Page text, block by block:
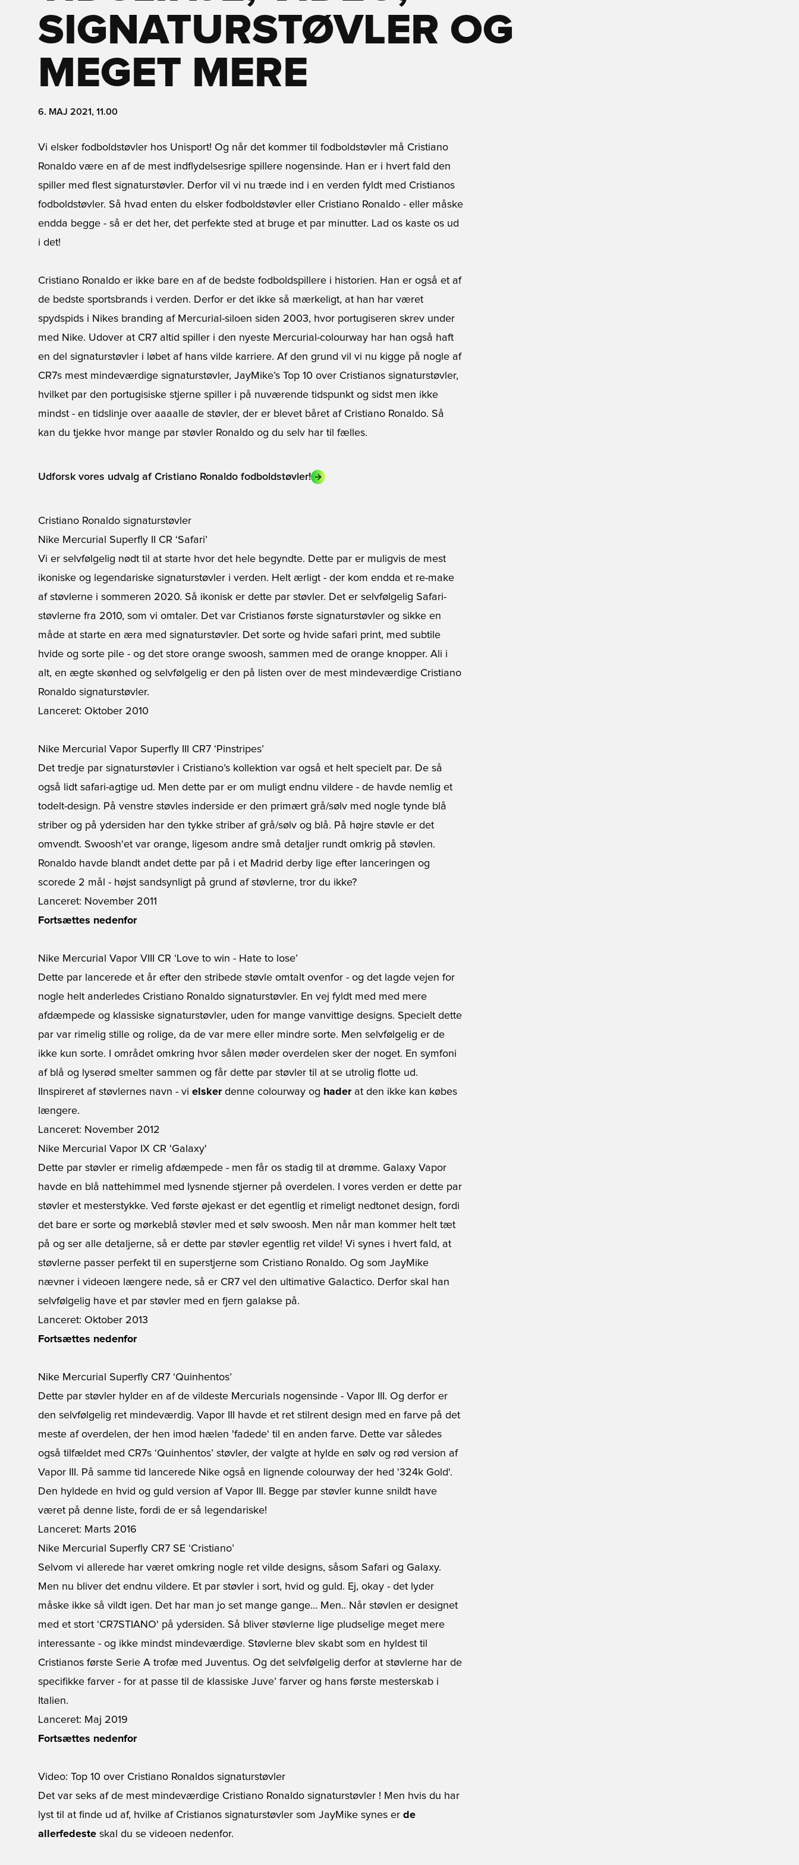
SIGNATURSTØVLER OG
MEGET MERE
6. MAJ 2021, 11.00
Vi elsker fodboldstøvler hos Unisport! Og når det kommer til fodboldstøvler må Cristiano
Ronaldo være en af de mest indflydelsesrige spillere nogensinde. Han er i hvert fald den
spiller med flest signaturstøvler. Derfor vil vi nu træde ind i en verden fyldt med Cristianos
fodboldstøvler. Så hvad enten du elsker fodboldstøvler eller Cristiano Ronaldo - eller måske
endda begge - så er det her, det perfekte sted at bruge et par minutter. Lad os kaste os ud
i det!
Cristiano Ronaldo er ikke bare en af de bedste fodboldspillere i historien. Han er også et af
de bedste sportsbrands i verden. Derfor er det ikke så mærkeligt, at han har været
spydspids i Nikes branding af Mercurial -siloen siden 2003, hvor portugiseren skrev under
med Nike. Udover at CR7 altid spiller i den nyeste Mercurial-colourway har han også haft
en del signaturstøvler i løbet af hans vilde karriere. Af den grund vil vi nu kigge på nogle af
CR7s mest mindeværdige signaturstøvler, JayMike’s Top 10 over Cristianos signaturstøvler,
hvilket par den portugisiske stjerne spiller i på nuværende tidspunkt og sidst men ikke
mindst - en tidslinje over aaaalle de støvler, der er blevet båret af Cristiano Ronaldo. Så
kan du tjekke hvor mange par støvler Ronaldo og du selv har til fælles.
Udforsk vores udvalg af Cristiano Ronaldo fodboldstøvler!
Cristiano Ronaldo signaturstøvler
Nike Mercurial Superfly II CR ‘Safari’
Vi er selvfølgelig nødt til at starte hvor det hele begyndte. Dette par er muligvis de mest
ikoniske og legendariske signaturstøvler i verden. Helt ærligt - der kom endda et re-make
af støvlerne i sommeren 2020. Så ikonisk er dette par støvler. Det er selvfølgelig Safari-
støvlerne fra 2010, som vi omtaler. Det var Cristianos første signaturstøvler og sikke en
måde at starte en æra med signaturstøvler. Det sorte og hvide safari print, med subtile
hvide og sorte pile - og det store orange swoosh, sammen med de orange knopper. Ali i
alt, en ægte skønhed og selvfølgelig er den på listen over de mest mindeværdige Cristiano
Ronaldo signaturstøvler.
Lanceret: Oktober 2010
Nike Mercurial Vapor Superfly III CR7 ‘Pinstripes’
Det tredje par signaturstøvler i Cristiano’s kollektion var også et helt specielt par. De så
også lidt safari-agtige ud. Men dette par er om muligt endnu vildere - de havde nemlig et
todelt-design. På venstre støvles inderside er den primært grå/sølv med nogle tynde blå
striber og på ydersiden har den tykke striber af grå/sølv og blå. På højre støvle er det
omvendt. Swoosh'et var orange, ligesom andre små detaljer rundt omkrig på støvlen.
Ronaldo havde blandt andet dette par på i et Madrid derby lige efter lanceringen og
scorede 2 mål - højst sandsynligt på grund af støvlerne, tror du ikke?
Lanceret: November 2011
Fortsættes nedenfor
Nike Mercurial Vapor VIII CR ‘Love to win - Hate to lose’
Dette par lancerede et år efter den stribede støvle omtalt ovenfor - og det lagde vejen for
nogle helt anderledes Cristiano Ronaldo signaturstøvler. En vej fyldt med med mere
afdæmpede og klassiske signaturstøvler, uden for mange vanvittige designs. Specielt dette
par var rimelig stille og rolige, da de var mere eller mindre sorte. Men selvfølgelig er de
ikke kun sorte. I området omkring hvor sålen møder overdelen sker der noget. En symfoni
af blå og lyserød smelter sammen og får dette par støvler til at se utrolig flotte ud.
IInspireret af støvlernes navn - vi elskerdenne colourway og haderat den ikke kan købes
længere.
Lanceret: November 2012
Nike Mercurial Vapor IX CR 'Galaxy'
Dette par støvler er rimelig afdæmpede - men får os stadig til at drømme. Galaxy Vapor
havde en blå nattehimmel med lysnende stjerner på overdelen. I vores verden er dette par
støvler et mesterstykke. Ved første øjekast er det egentlig et rimeligt nedtonet design, fordi
det bare er sorte og mørkeblå støvler med et sølv swoosh. Men når man kommer helt tæt
på og ser alle detaljerne, så er dette par støvler egentlig ret vilde! Vi synes i hvert fald, at
støvlerne passer perfekt til en superstjerne som Cristiano Ronaldo. Og som JayMike
nævner i videoen længere nede, så er CR7 vel den ultimative Galactico. Derfor skal han
selvfølgelig have et par støvler med en fjern galakse på.
Lanceret: Oktober 2013
Fortsættes nedenfor
Nike Mercurial Superfly CR7 ‘Quinhentos’
Dette par støvler hylder en af de vildeste Mercurials nogensinde - Vapor III. Og derfor er
den selvfølgelig ret mindeværdig. Vapor III havde et ret stilrent design med en farve på det
meste af overdelen, der hen imod hælen 'fadede' til en anden farve. Dette var således
også tilfældet med CR7s ‘Quinhentos’ støvler, der valgte at hylde en sølv og rød version af
Vapor III. På samme tid lancerede Nike også en lignende colourway der hed '324k Gold'.
Den hyldede en hvid og guld version af Vapor III. Begge par støvler kunne snildt have
været på denne liste, fordi de er så legendariske!
Lanceret: Marts 2016
Nike Mercurial Superfly CR7 SE ‘Cristiano’
Selvom vi allerede har været omkring nogle ret vilde designs, såsom Safari og Galaxy.
Men nu bliver det endnu vildere. Et par støvler i sort, hvid og guld. Ej, okay - det lyder
måske ikke så vildt igen. Det har man jo set mange gange... Men.. Når støvlen er designet
med et stort ‘CR7STIANO' på ydersiden. Så bliver støvlerne lige pludselige meget mere
interessante - og ikke mindst mindeværdige. Støvlerne blev skabt som en hyldest til
Cristianos første Serie A trofæ med Juventus. Og det selvfølgelig derfor at støvlerne har de
specifikke farver - for at passe til de klassiske Juve’ farver og hans første mesterskab i
Italien.
Lanceret: Maj 2019
Fortsættes nedenfor
Video: Top 10 over Cristiano Ronaldos signaturstøvler
Det var seks af de mest mindeværdige Cristiano Ronaldo signaturstøvler ! Men hvis du har
lyst til at finde ud af, hvilke af Cristianos signaturstøvler som JayMike synes er de
allerfedeste skal du se videoen nedenfor.